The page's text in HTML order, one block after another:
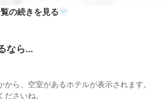
の続きを見る
なら…
ら、空室があるホテルが表示されます。
さいね。